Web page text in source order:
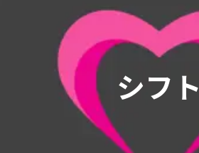
シフト